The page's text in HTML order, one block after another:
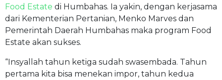
Food Estate di Humbahas. Ia yakin, dengan kerjasama
dari Kementerian Pertanian, Menko Marves dan
Pemerintah Daerah Humbahas maka program Food
Estate akan sukses.
“Insyallah tahun ketiga sudah swasembada. Tahun
pertama kita bisa menekan impor, tahun kedua